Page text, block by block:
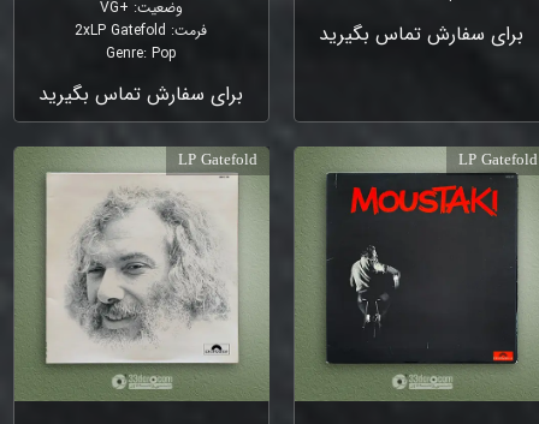
برای سفارش تماس بگیرید
وضعیت:
+VG
فرمت:
2xLP Gatefold
Genre: Pop
برای سفارش تماس بگیرید
LP Gatefold
LP Gatefold